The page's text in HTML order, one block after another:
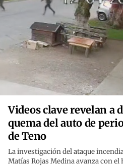
Videos clave revelan a
quema del auto de
de Teno
La investigación del ataque
Matías Rojas Medina avanza con el